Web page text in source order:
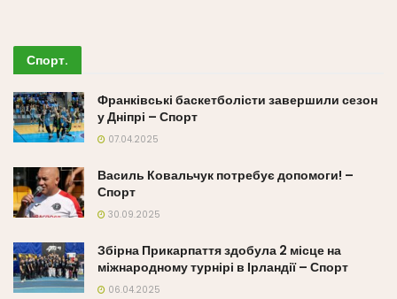
Спорт.
Франківські баскетболісти завершили сезон
у Дніпрі – Спорт
07.04.2025
Василь Ковальчук потребує допомоги! –
Спорт
30.09.2025
Збірна Прикарпаття здобула 2 місце на
міжнародному турнірі в Ірландії – Спорт
06.04.2025